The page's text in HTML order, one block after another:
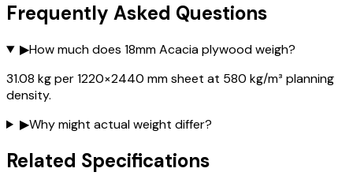
Frequently Asked Questions
▶How much does 18mm Acacia plywood weigh?
31.08 kg per 1220×2440 mm sheet at 580 kg/m³ planning
density.
▶Why might actual weight differ?
Related Specifications